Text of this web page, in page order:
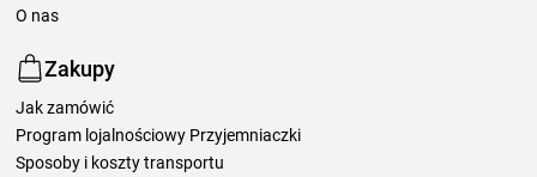
O nas
Zakupy
Jak zamówić
Program lojalnościowy Przyjemniaczki
Sposoby i koszty transportu